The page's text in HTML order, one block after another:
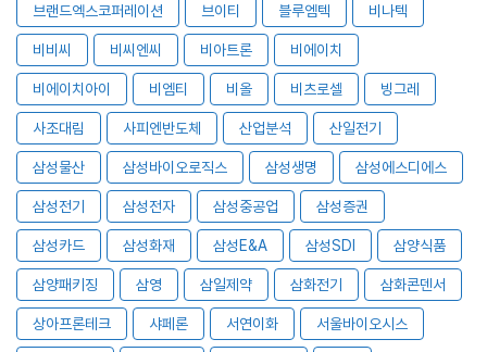
브랜드엑스코퍼레이션 브이티 블루엠텍 비나텍
비비씨 비씨엔씨 비아트론 비에이치
비에이치아이 비엠티 비올 비츠로셀 빙그레
사조대림 사피엔반도체 산업분석 산일전기
삼성물산 삼성바이오로직스 삼성생명 삼성에스디에스
삼성전기 삼성전자 삼성중공업 삼성증권
삼성카드 삼성화재 삼성E&A 삼성SDI 삼양식품
삼양패키징 삼영 삼일제약 삼화전기 삼화콘덴서
상아프론테크 샤페론 서연이화 서울바이오시스